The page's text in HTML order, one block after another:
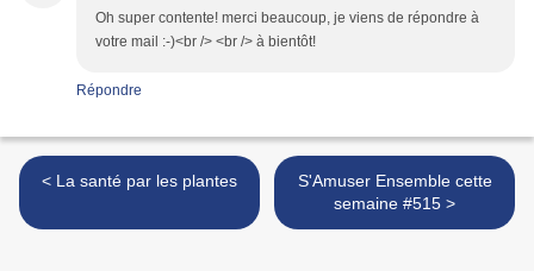
Oh super contente! merci beaucoup, je viens de répondre à
votre mail :-)<br /> <br /> à bientôt!
Répondre
< La santé par les plantes
S'Amuser Ensemble cette
semaine #515 >